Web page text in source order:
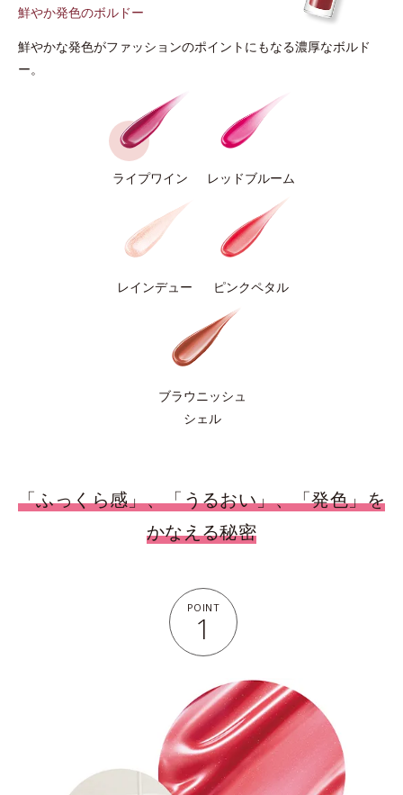
鮮やか発色のボルドー
鮮やかな発色がファッションのポイントにもなる濃厚なボルド
ー。
ライプワイン レッドブルーム
レインデュー ピンクペタル
ブラウニッシュ
シェル
「ふっくら感」、「うるおい」、「発色」を
かなえる秘密
POINT
1